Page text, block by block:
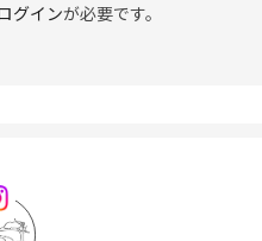
グインが必要です。